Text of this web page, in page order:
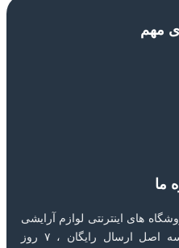
مهم
ما
های اینترنتی لوازم آرایشی
بهداشتی و زیبایی با پایبندی به سه اصل ارسال رایگان ، ۷ روز